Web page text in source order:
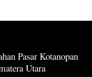
Pasar Kotanopan
Utara